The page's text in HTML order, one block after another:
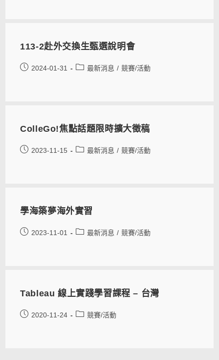
113-2赴外交換生甄選說明會​
2024-01-31 最新消息 / 競賽/活動
ColleGo!焦點話題限時擴大徵稿
2023-11-15 最新消息 / 競賽/活動
學海築夢海外實習
2023-11-01 最新消息 / 競賽/活動
Tableau 線上實踐學習課程 – 台灣
2020-11-24 競賽/活動